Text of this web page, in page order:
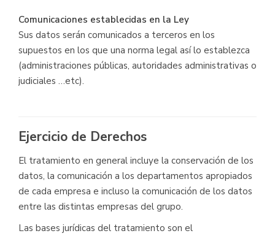
Comunicaciones establecidas en la Ley
Sus datos serán comunicados a terceros en los
supuestos en los que una norma legal así lo establezca
(administraciones públicas, autoridades administrativas o
judiciales …etc).
Ejercicio de Derechos
El tratamiento en general incluye la conservación de los
datos, la comunicación a los departamentos apropiados
de cada empresa e incluso la comunicación de los datos
entre las distintas empresas del grupo.
Las bases jurídicas del tratamiento son el